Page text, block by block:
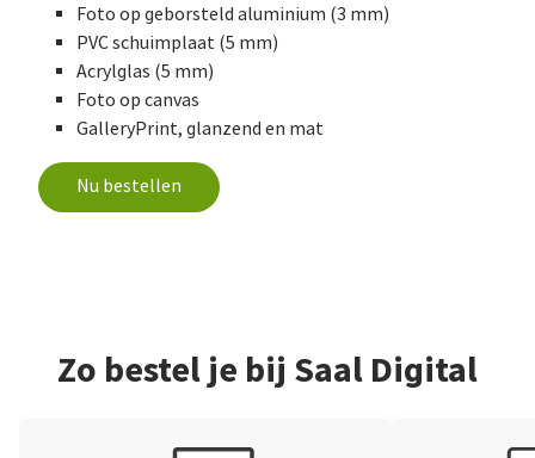
Foto op geborsteld aluminium (3 mm)
PVC schuimplaat (5 mm)
Acrylglas (5 mm)
Foto op canvas
GalleryPrint, glanzend en mat
Nu bestellen
Zo bestel je bij Saal Digital